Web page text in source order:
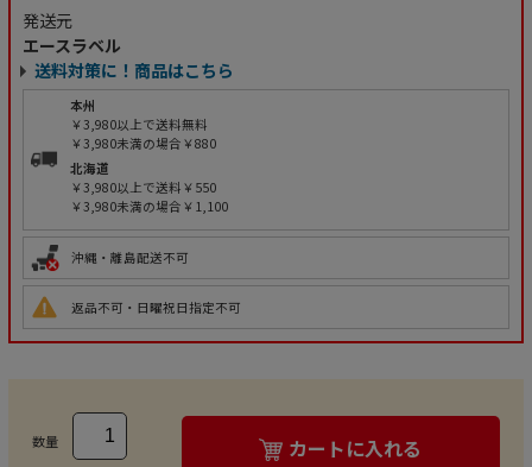
発送元
エースラベル
送料対策に！商品はこちら
本州
￥3,980以上で送料無料
￥3,980未満の場合￥880
北海道
￥3,980以上で送料￥550
￥3,980未満の場合￥1,100
沖縄・離島配送不可
返品不可・日曜祝日指定不可
数量 カートに入れる